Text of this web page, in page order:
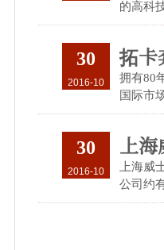
的高科
30
2016-10
拓卡
拥有80
国际市
30
2016-10
上海
上海
公司约